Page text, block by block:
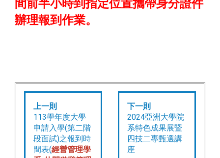
間前半小時到指定位置攜帶身分證件
辦理報到作業。
上一則
113學年度大學
申請入學(第二階
段面試)之報到時
間表(經營管理學
下一則
2024亞洲大學院
系特色成果展暨
四技二專甄選講
座